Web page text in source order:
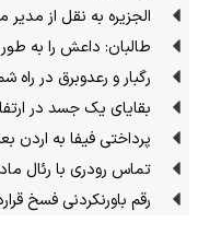
الجزیره به نقل از مدیر
طالبان: داعش را به
رگبار و رعدوبرق در
بقایای یک جسد در
پرداختی فیفا به اردن
تماس رودری با رئال
رقم باورنکردنی فسخ